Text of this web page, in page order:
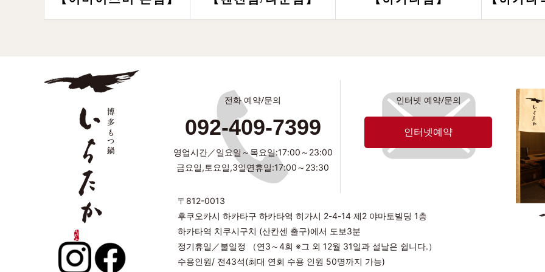
전화 예약/문의
092-409-7399
영업시간／일요일～목요일:17:00～23:00
금요일,토요일,3일연휴일:17:00～23:30
인터넷 예약/문의
인터넷예약
〒812-0013
후쿠오카시 하카타구 하카타역 히가시 2-4-14 제2 야마토빌딩 1층
하카타역 치쿠시구치 (산칸센 출구)에서 도보3분
정기휴일／불일정 （연3～4회 ※그 외 12월 31일과 설날은 쉽니다.）
수용인원/ 전43석(최대 연회 수용 인원 50명까지 가능)